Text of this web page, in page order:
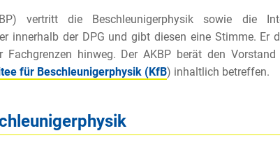
vertritt die Beschleunigerphysik sowie die
innerhalb der DPG und gibt diesen eine Stimme. Er
hinweg. Der AKBP berät den
für Beschleunigerphysik (KfB) inhaltlich betreffen.